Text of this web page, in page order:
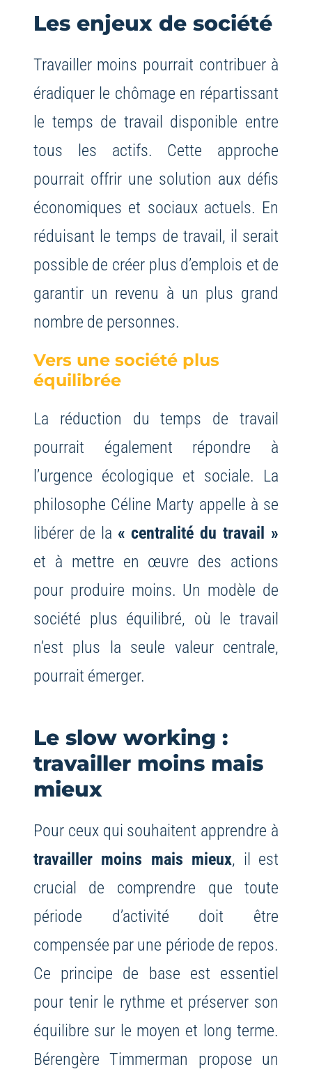
Les enjeux de société
Travailler moins pourrait contribuer à
éradiquer le chômage en répartissant
le temps de travail disponible entre
tous les actifs. Cette approche
pourrait offrir une solution aux défis
économiques et sociaux actuels. En
réduisant le temps de travail, il serait
possible de créer plus d’emplois et de
garantir un revenu à un plus grand
nombre de personnes.
Vers une société plus
équilibrée
La réduction du temps de travail
pourrait également répondre à
l’urgence écologique et sociale. La
philosophe Céline Marty appelle à se
libérer de la « centralité du travail »
et à mettre en œuvre des actions
pour produire moins. Un modèle de
société plus équilibré, où le travail
n’est plus la seule valeur centrale,
pourrait émerger.
Le slow working :
travailler moins mais
mieux
Pour ceux qui souhaitent apprendre à
travailler moins mais mieux, il est
crucial de comprendre que toute
période d’activité doit être
compensée par une période de repos.
Ce principe de base est essentiel
pour tenir le rythme et préserver son
équilibre sur le moyen et long terme.
Bérengère Timmerman propose un